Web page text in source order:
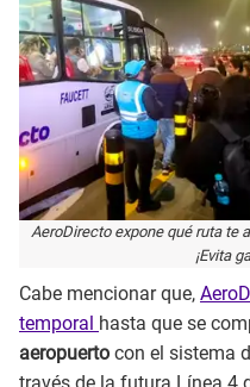
AeroDirecto expone qué ruta te
¡Evita
Cabe mencionar que,
temporal hasta que se
aeropuerto con el sistema